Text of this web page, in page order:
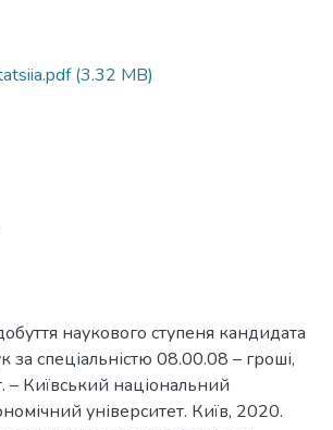
(3.32 MB)
наукового ступеня кандидата
за спеціальністю 08.00.08 – гроші,
– Київський національний
університет. Київ, 2020.